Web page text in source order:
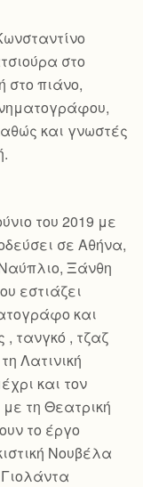
στο
στο πιάνο,
και γνωστές
του 2019 με
σε Αθήνα,
Ξάνθη
εστιάζει
και
, τανγκό , τζαζ
Λατινική
και τον
τη Θεατρική
το έργο
Νουβέλα